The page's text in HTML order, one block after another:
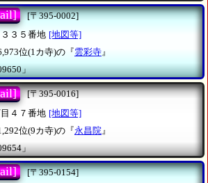
[〒395-0002]
３５番地 [地図等]
位(1カ寺)の『雲彩寺』
」
[〒395-0016]
４７番地 [地図等]
位(9カ寺)の『永昌院 』
」
[〒395-0154]